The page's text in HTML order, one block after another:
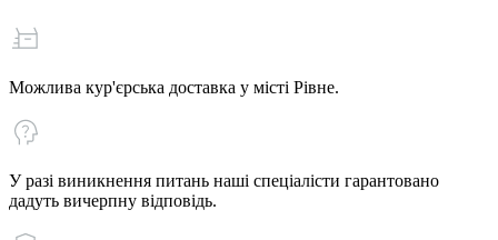
Можлива кур'єрська доставка у місті Рівне.
У разі виникнення питань наші спеціалісти гарантовано
дадуть вичерпну відповідь.